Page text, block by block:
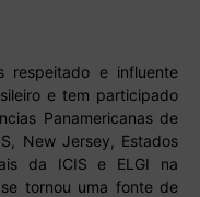
respeitado e influente
e tem participado
Panamericanas de
New Jersey, Estados
da ICIS e ELGI na
tornou uma fonte de